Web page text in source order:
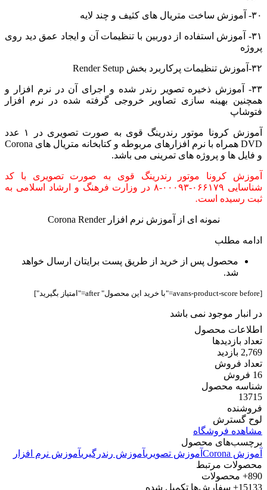
۳۰- آموزش ساخت متریال های کثیف و چند لایه
۳۱- آموزش استفاده از دوربین با تنظیمات آن و ایجاد عمق دید روی
پروژه
۳۲-آموزش تنظیمات پرکاربرد بخش Render Setup
۳۳- آموزش ذخیره تصویر رندر شده و اجرای آن در نرم افزار و
همچنین بهینه سازی تصاویر خروجی گرفته شده در نرم افزار
فتوشاپ
آموزش کرونا موتور رندرینگ قوی به صورت تصویری در ۱ عدد
DVD همراه با نرم افزارهای مربوطه و کتابخانه متریال های Corona
و فایل ها و پروژه های تمرینی می باشد.
آموزش کرونا موتور رندرینگ قوی به صورت تصویری با کد
شناسایی ۰۶۶۱۷۹-۰۰۰۹۳-۸ در وزارت فرهنگ و ارشاد اسلامی به
ثبت رسیده است.
نمونه ای از آموزش نرم افزار Corona Render
ادامه مطلب
محصول پس از خرید از طریق پست برایتان ارسال خواهد
شد.
[avans-product-score before="با خرید این محصول" after="امتیاز بگیرید"]
در انبار موجود نمی باشد
اطلاعات محصول
تعداد بازدیدها
2,769 بازدید
تعداد فروش
16 فروش
شناسه محصول
13715
فروشنده
لوح گسترش
مشاهده فروشگاه
برچسب‌های محصول
آموزش Corona
آموزش تصویریآموزش رندرگیریآموزش نرم افزار
محصولات مرتبط
890+
محصولات
15133+
سفارش‌ها تکمیل شده